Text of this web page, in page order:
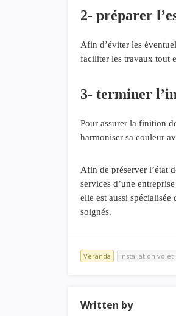
2- préparer
Afin d’éviter les
faciliter les travaux tout
3- terminer
Pour assurer la finition
harmoniser sa couleur
Afin de préserver l’état
services d’une
elle est aussi spécialisée
soignés.
Véranda installation volet
Written by